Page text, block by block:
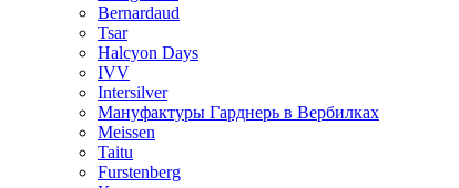
Bernardaud
Tsar
Halcyon Days
IVV
Intersilver
Мануфактуры Гарднерь в Вербилках
Meissen
Taitu
Furstenberg